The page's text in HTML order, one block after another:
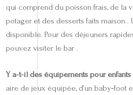
qui comprend du poisson frais, de la
potager et des desserts faits maison .
disponible. Pour des déjeuners
pouvez visiter le bar .
Y a‑t‑il des équipements pour enfants
aire de jeux équipée, d’un baby‑foot